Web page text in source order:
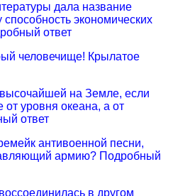
дала название
экономических
ответ
человечище! Крылатое
на Земле, если
уровня океана, а от
ответ
антивоенной песни,
армию? Подробный
в другом